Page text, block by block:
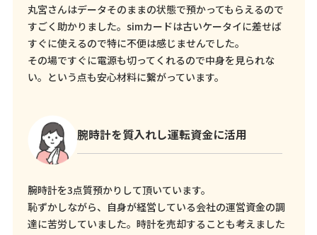
丸宮さんはデータそのままの状態で預かってもらえるので
すごく助かりました。simカードは古いケータイに差せば
すぐに使えるので特に不便は感じませんでした。
その場ですぐに電源も切ってくれるので中身を見られな
い。という点も安心材料に繋がっています。
腕時計を質入れし運転資金に活用
腕時計を3点質預かりして頂いています。
恥ずかしながら、自身が経営している会社の運営資金の調
達に苦労していました。時計を売却することも考えました